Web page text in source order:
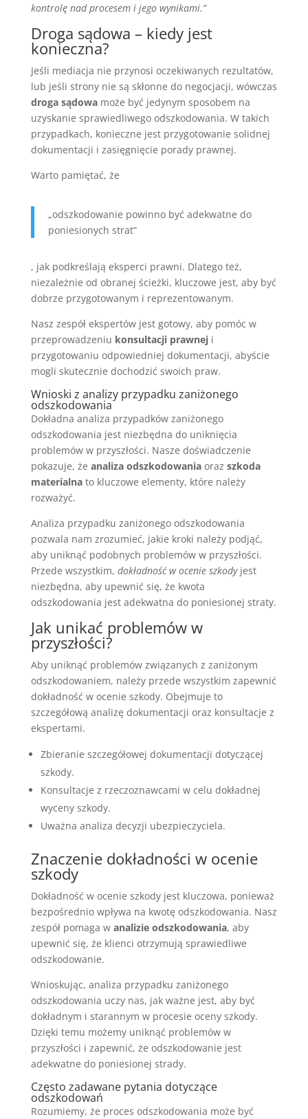
kontrolę nad procesem i jego wynikami.”
Droga sądowa – kiedy jest
konieczna?
Jeśli mediacja nie przynosi oczekiwanych rezultatów,
lub jeśli strony nie są skłonne do negocjacji, wówczas
droga sądowamoże być jedynym sposobem na
uzyskanie sprawiedliwego odszkodowania. W takich
przypadkach, konieczne jest przygotowanie solidnej
dokumentacji i zasięgnięcie porady prawnej.
Warto pamiętać, że
„odszkodowanie powinno być adekwatne do
poniesionych strat”
, jak podkreślają eksperci prawni. Dlatego też,
niezależnie od obranej ścieżki, kluczowe jest, aby być
dobrze przygotowanym i reprezentowanym.
Nasz zespół ekspertów jest gotowy, aby pomóc w
przeprowadzeniu konsultacji prawneji
przygotowaniu odpowiedniej dokumentacji, abyście
mogli skutecznie dochodzić swoich praw.
Wnioski z analizy przypadku zaniżonego
odszkodowania
Dokładna analiza przypadków zaniżonego
odszkodowania jest niezbędna do uniknięcia
problemów w przyszłości. Nasze doświadczenie
pokazuje, że analiza odszkodowaniaoraz szkoda
materialnato kluczowe elementy, które należy
rozważyć.
Analiza przypadku zaniżonego odszkodowania
pozwala nam zrozumieć, jakie kroki należy podjąć,
aby uniknąć podobnych problemów w przyszłości.
Przede wszystkim, dokładność w ocenie szkodyjest
niezbędna, aby upewnić się, że kwota
odszkodowania jest adekwatna do poniesionej straty.
Jak unikać problemów w
przyszłości?
Aby uniknąć problemów związanych z zaniżonym
odszkodowaniem, należy przede wszystkim zapewnić
dokładność w ocenie szkody. Obejmuje to
szczegółową analizę dokumentacji oraz konsultacje z
ekspertami.
Zbieranie szczegółowej dokumentacji dotyczącej
szkody.
Konsultacje z rzeczoznawcami w celu dokładnej
wyceny szkody.
Uważna analiza decyzji ubezpieczyciela.
Znaczenie dokładności w ocenie
szkody
Dokładność w ocenie szkody jest kluczowa, ponieważ
bezpośrednio wpływa na kwotę odszkodowania. Nasz
zespół pomaga w analizie odszkodowania, aby
upewnić się, że klienci otrzymują sprawiedliwe
odszkodowanie.
Wnioskując, analiza przypadku zaniżonego
odszkodowania uczy nas, jak ważne jest, aby być
dokładnym i starannym w procesie oceny szkody.
Dzięki temu możemy uniknąć problemów w
przyszłości i zapewnić, że odszkodowanie jest
adekwatne do poniesionej strady.
Często zadawane pytania dotyczące
odszkodowań
Rozumiemy, że proces odszkodowania może być